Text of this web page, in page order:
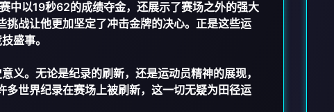
中以19秒62的成绩夺金，还展示了赛场之外的强大
战让他更加坚定了冲击金牌的决心。正是这些运
盛事。
。无论是纪录的刷新，还是运动员精神的展现，
世界纪录在赛场上被刷新，这一切无疑为田径运